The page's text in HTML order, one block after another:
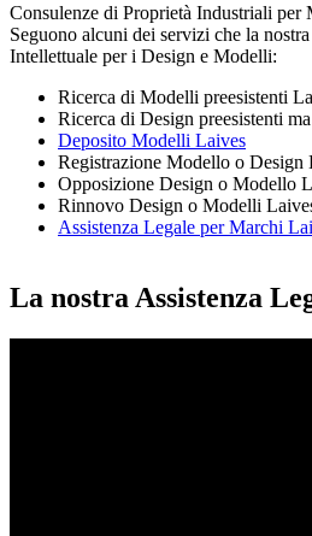
Consulenze di Proprietà Industriali per
Seguono alcuni dei servizi che la
Intellettuale per i Design e Modelli:
Ricerca di Modelli preesistenti
Ricerca di Design preesistenti
Deposito Modelli Laives
Registrazione Modello o Design
Opposizione Design o Modello
Rinnovo Design o Modelli
Assistenza Legale per Marchi
La nostra Assistenza